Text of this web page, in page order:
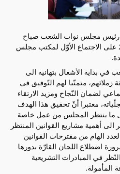
رئيس مجلس نواب الشعب صباح
اليوم الخميس 15جانفي 2026 على الاجتماع الأوّل لمكتب مجلس
بداية الأشغال بتهانيه الى
زملائهم، متمنّيا لهم التّوفيق في
لضمان النّجاح ومزيد الارتقاء
معتبرا أنّ تحقيق هذا الهدف
ما ينتظر المجلس من عمل خاصة
أهمية مشاريع القوانين المنتظر
الهام من مقترحات القوانين
اضطلاع اللجان القارّة بدورها
في المبادرات التشريعية
المأمولة.